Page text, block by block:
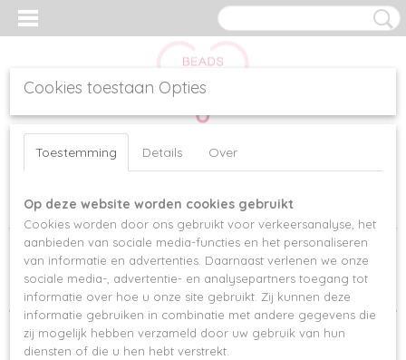
Inloggen Registreren
Home >Specials>Initial cubes
Sorteer op:
Cookies toestaan Opties
Toestemming Details Over
Op deze website worden cookies gebruikt
Cookies worden door ons gebruikt voor verkeersanalyse, het
aanbieden van sociale media-functies en het personaliseren
van informatie en advertenties. Daarnaast verlenen we onze
sociale media-, advertentie- en analysepartners toegang tot
informatie over hoe u onze site gebruikt. Zij kunnen deze
informatie gebruiken in combinatie met andere gegevens die
zij mogelijk hebben verzameld door uw gebruik van hun
diensten of die u hen hebt verstrekt.